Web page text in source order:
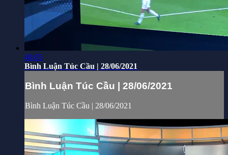
48:05
Bình Luận Túc Cầu | 28/06/2021
Bình Luận Túc Cầu | 28/06/2021
Bình Luận Túc Cầu | 28/06/2021